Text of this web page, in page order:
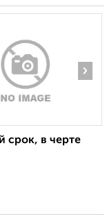
›
срок, в черте